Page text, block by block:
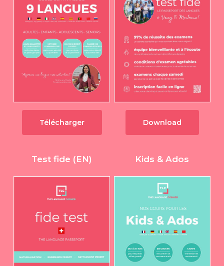
Télécharger Download
Test fide (EN) Kids & Ados